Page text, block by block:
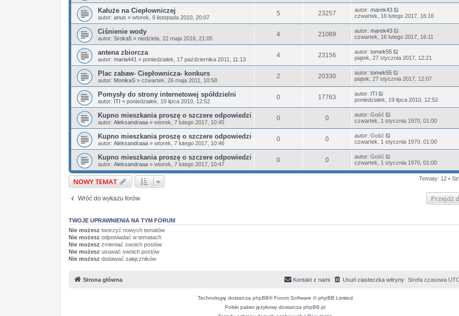
Kałuże na Ciepłowniczej
autor: anus » wtorek, 9 listopada 2010, 20:07
5 23257 autor: marek43
czwartek, 16 lutego 2017, 16:16
Ciśnienie wody
autor: Sroka5» niedziela, 22 maja 2016, 21:05
4 21089 autor: marek43
czwartek, 16 lutego 2017, 16:11
antena zbiorcza
autor: maria441 » poniedziałek, 17 października 2011, 11:13
4 23156 autor: tomek55
piątek, 27 stycznia 2017, 12:21
Plac zabaw- Ciepłownicza- konkurs
autor: MonikaS» czwartek, 26 maja 2011, 10:58
2 20330 autor: tomek55
piątek, 27 stycznia 2017, 12:07
Pomysły do strony internetowej spółdzielni
autor: ITI » poniedziałek, 19 lipca 2010, 12:52
0 17763 autor: ITI
poniedziałek, 19 lipca 2010, 12:52
Kupno mieszkania proszę o szczere odpowiedzi
autor: Aleksandraaa» wtorek, 7 lutego 2017, 10:45
0 0 autor: Gość
czwartek, 1 stycznia 1970, 01:00
Kupno mieszkania proszę o szczere odpowiedzi
autor: Aleksandraaa» wtorek, 7 lutego 2017, 10:46
0 0 autor: Gość
czwartek, 1 stycznia 1970, 01:00
Kupno mieszkania proszę o szczere odpowiedzi
autor: Aleksandraaa» wtorek, 7 lutego 2017, 10:47
0 0 autor: Gość
czwartek, 1 stycznia 1970, 01:00
NOWY TEMAT Tematy: 12 •
Wróć do wykazu forów Przejdź
TWOJE UPRAWNIENIA NA TYM FORUM
Nie możesz tworzyć nowych tematów
Nie możesz odpowiadać w tematach
Nie możesz zmieniać swoich postów
Nie możesz usuwać swoich postów
Nie możesz dodawać załączników
Strona główna Strefa czasowa
Usuń ciasteczka witryny
Kontakt z nami
Technologię dostarcza phpBB® Forum Software © phpBB Limited
Polski pakiet językowy dostarcza phpBB.pl